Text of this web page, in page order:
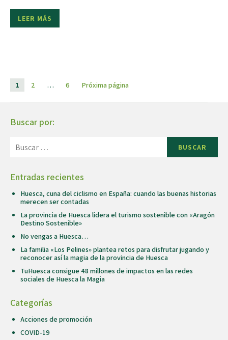
LEER MÁS
1 2 … 6 Próxima página
Buscar por:
BUSCAR
Entradas recientes
Huesca, cuna del ciclismo en España: cuando las buenas historias
merecen ser contadas
La provincia de Huesca lidera el turismo sostenible con «Aragón
Destino Sostenible»
No vengas a Huesca…
La familia «Los Pelines» plantea retos para disfrutar jugando y
reconocer así la magia de la provincia de Huesca
TuHuesca consigue 48 millones de impactos en las redes
sociales de Huesca la Magia
Categorías
Acciones de promoción
COVID-19